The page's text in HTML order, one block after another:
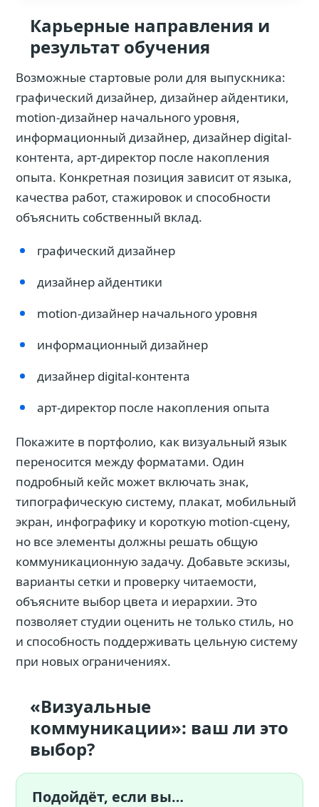
Карьерные направления и
результат обучения
Возможные стартовые роли для выпускника:
графический дизайнер, дизайнер айдентики,
motion-дизайнер начального уровня,
информационный дизайнер, дизайнер digital-
контента, арт-директор после накопления
опыта. Конкретная позиция зависит от языка,
качества работ, стажировок и способности
объяснить собственный вклад.
графический дизайнер
дизайнер айдентики
motion-дизайнер начального уровня
информационный дизайнер
дизайнер digital-контента
арт-директор после накопления опыта
Покажите в портфолио, как визуальный язык
переносится между форматами. Один
подробный кейс может включать знак,
типографическую систему, плакат, мобильный
экран, инфографику и короткую motion-сцену,
но все элементы должны решать общую
коммуникационную задачу. Добавьте эскизы,
варианты сетки и проверку читаемости,
объясните выбор цвета и иерархии. Это
позволяет студии оценить не только стиль, но
и способность поддерживать цельную систему
при новых ограничениях.
«Визуальные
коммуникации»: ваш ли это
выбор?
Подойдёт, если вы…